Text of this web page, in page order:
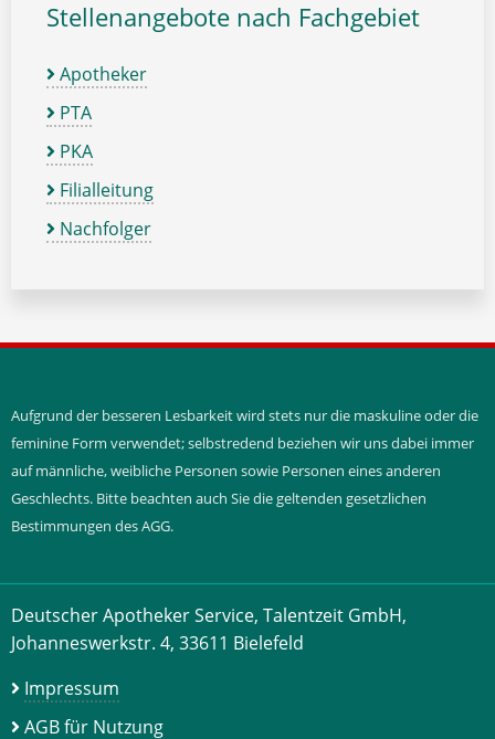
Stellenangebote nach Fachgebiet
Apotheker
PTA
PKA
Filialleitung
Nachfolger
Aufgrund der besseren Lesbarkeit wird stets nur die maskuline oder die
feminine Form verwendet; selbstredend beziehen wir uns dabei immer
auf männliche, weibliche Personen sowie Personen eines anderen
Geschlechts. Bitte beachten auch Sie die geltenden gesetzlichen
Bestimmungen des AGG.
Deutscher Apotheker Service, Talentzeit GmbH,
Johanneswerkstr. 4, 33611 Bielefeld
Impressum
AGB für Nutzung